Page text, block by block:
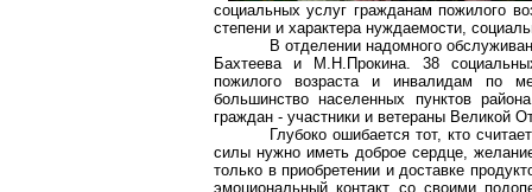
социальных услуг гражданам пожилого
степени и характера нуждаемости,
В отделении надомного
Бахтееваи М.Н.Прокина. 38 социальных
пожилого возраста и инвалидам по
большинство населенных пунктов
граждан - участники и ветераны Великой
Глубоко ошибается тот, кто
силы нужно иметь доброе сердце,
только в приобретении и доставке
эмоциональный контакт со своими